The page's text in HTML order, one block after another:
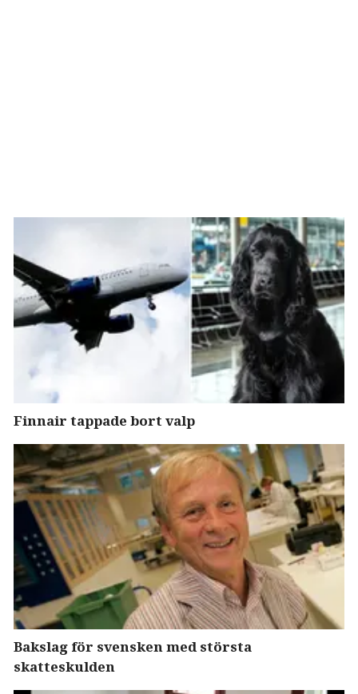
Finnair tappade bort valp
Bakslag för svensken med största
skatteskulden